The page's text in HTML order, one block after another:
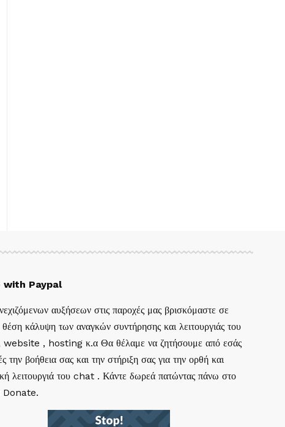
with Paypal
αυξήσεων στις παροχές μας βρισκόμαστε σε
κάλυψη των αναγκών συντήρησης και λειτουργιάς του
, website , hosting κ.α Θα θέλαμε να ζητήσουμε από εσάς
την βοήθεια σας και την στήριξη σας για την ορθή και
λειτουργιά του chat . Κάντε δωρεά πατώντας πάνω στο
Donate.